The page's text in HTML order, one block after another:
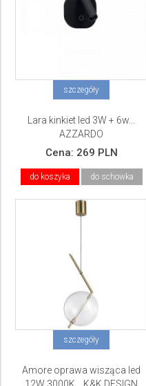
szczegóły
Lara kinkiet led 3W + 6w...
AZZARDO
Cena: 269 PLN
do koszyka do schowka
szczegóły
Amore oprawa wisząca led